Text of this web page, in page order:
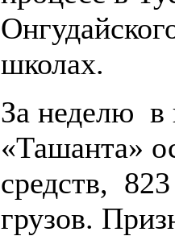
школах.
За неделю
«Ташанта»
средств,
грузов.